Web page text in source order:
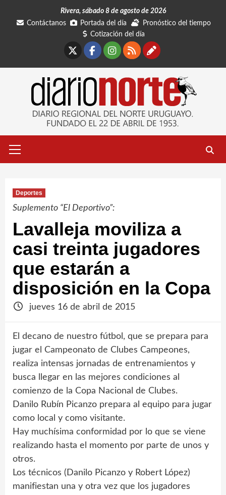
Rivera, sábado 8 de agosto de 2026
Contáctanos
Portada del día
Pronóstico del tiempo
Cotización del día
Facebook
Instagram
RSSContáctanos
primario
Deportes
Suplemento “El Deportivo”:
Lavalleja moviliza a
casi treinta jugadores
que estarán a
disposición en la Copa
jueves 16 de abril de 2015
El decano de nuestro fútbol, que se prepara para
jugar el Campeonato de Clubes Campeones,
realiza intensas jornadas de entrenamientos y
busca llegar en las mejores condiciones al
comienzo de la Copa Nacional de Clubes.
Danilo Rubín Picanzo prepara al equipo para jugar
como local y como visitante.
Hay muchísima conformidad por lo que se viene
realizando hasta el momento por parte de unos y
otros.
Los técnicos (Danilo Picanzo y Robert López)
manifiestan una y otra vez que los jugadores